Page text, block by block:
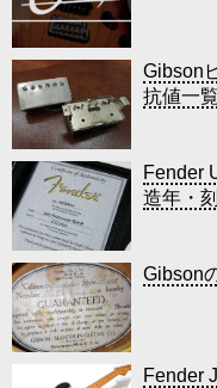
Gibson
抗値一
Fender
造年・
Gibson
Fender